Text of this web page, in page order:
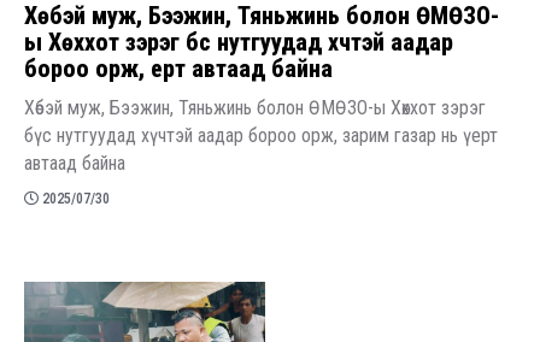
Хөбэй муж, Бээжин, Тяньжинь болон ӨМӨЗО-
ы Хөххот зэрэг бүс нутгуудад хүчтэй аадар
бороо орж, үерт автаад байна
Хөбэй муж, Бээжин, Тяньжинь болон ӨМӨЗО-ы Хөххот зэрэг
бүс нутгуудад хүчтэй аадар бороо орж, зарим газар нь үерт
автаад байна
2025/07/30